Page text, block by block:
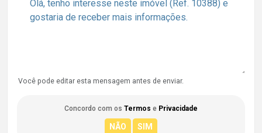
Você pode editar esta mensagem antes de enviar.
Concordo com os Termos e Privacidade